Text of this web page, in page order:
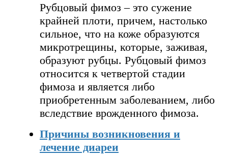
Рубцовый фимоз – это сужение
крайней плоти, причем, настолько
сильное, что на коже образуются
микротрещины, которые, заживая,
образуют рубцы. Рубцовый фимоз
относится к четвертой стадии
фимоза и является либо
приобретенным заболеванием, либо
вследствие врожденного фимоза.
Причины возникновения и
лечение диареи